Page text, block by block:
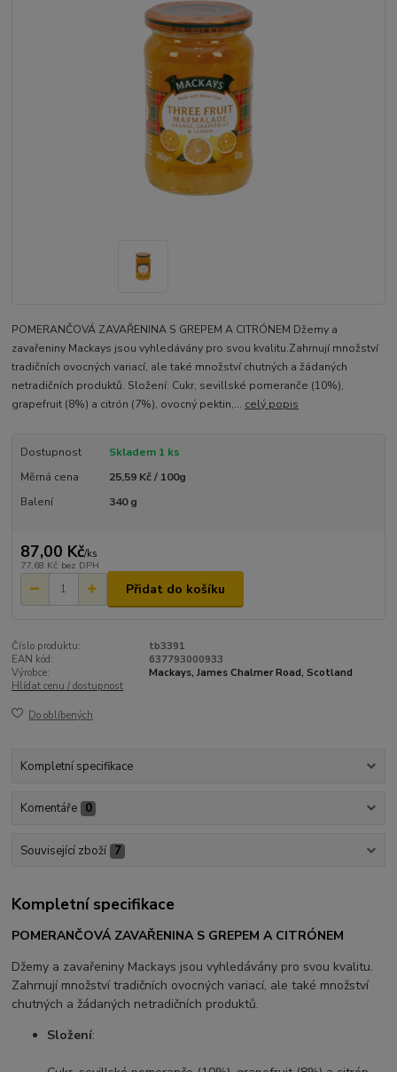
POMERANČOVÁ ZAVAŘENINA S GREPEM A CITRÓNEM Džemy a
zavařeniny Mackays jsou vyhledávány pro svou kvalitu.Zahrnují množství
tradičních ovocných variací, ale také množství chutných a žádaných
netradičních produktů. Složení: Cukr, sevillské pomeranče (10%),
grapefruit (8%) a citrón (7%), ovocný pektin,... celý popis
Dostupnost
Skladem 1 ks
Měrná cena
25,59 Kč / 100g
Balení
340 g
87,00 Kč/ks
77,68 Kč bez DPH
Přidat do košíku
Číslo produktu:
tb3391
EAN kód:
637793000933
Výrobce:
Mackays, James Chalmer Road, Scotland
Hlídat cenu / dostupnost
Do oblíbených
Kompletní specifikace
Komentáře 0
Související zboží 7
Kompletní specifikace
POMERANČOVÁ ZAVAŘENINA S GREPEM A CITRÓNEM
Džemy a zavařeniny Mackays jsou vyhledávány pro svou kvalitu.
Zahrnují množství tradičních ovocných variací, ale také množství
chutných a žádaných netradičních produktů.
Složení: